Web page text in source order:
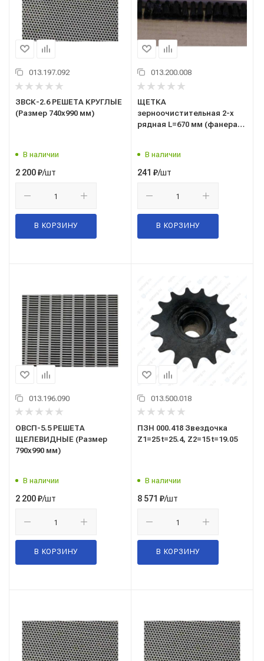
013.197.092
ЗВСК-2.6 РЕШЕТА КРУГЛЫЕ
(Размер 740х990 мм)
В наличии
2 200₽/шт
В КОРЗИНУ
013.200.008
ЩЕТКА
зерноочистительная 2-х
рядная L=670 мм (фанера)
В наличии
241 ₽/шт
В КОРЗИНУ
013.196.090
ОВСП-5.5 РЕШЕТА
ЩЕЛЕВИДНЫЕ (Размер
790х990 мм)
В наличии
2 200₽/шт
В КОРЗИНУ
013.500.018
ПЗН 000.418 Звездочка
Z1=25 t=25.4, Z2=15 t=19.05
В наличии
8 571 ₽/шт
В КОРЗИНУ